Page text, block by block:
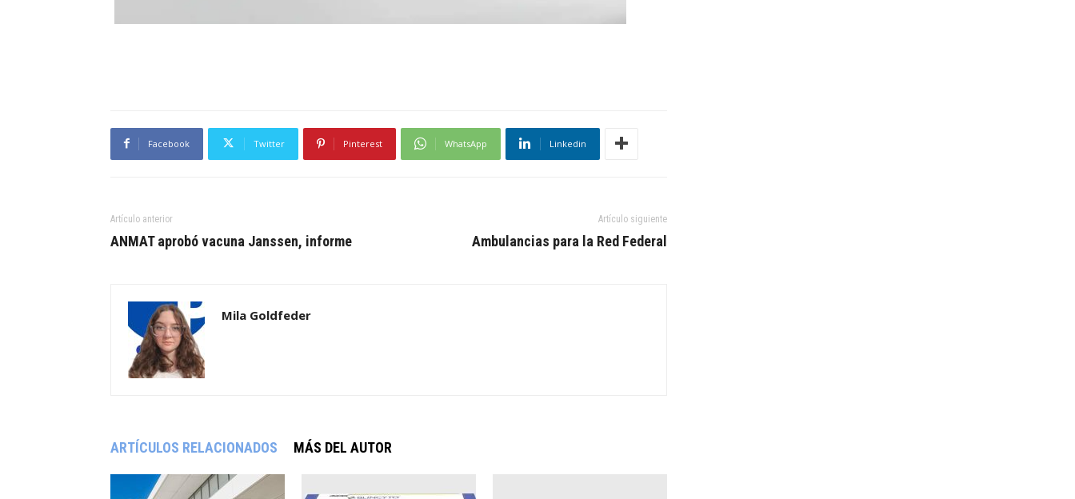
Facebook Twitter Pinterest WhatsApp Linkedin
Artículo anterior
ANMAT aprobó vacuna Janssen, informe
Artículo siguiente
Ambulancias para la Red Federal
Mila Goldfeder
ARTÍCULOS RELACIONADOS MÁS DEL AUTOR